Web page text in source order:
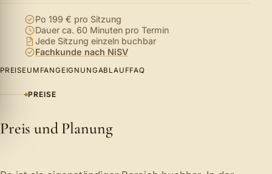
Po 199 € pro Sitzung
Dauer ca. 60 Minuten pro Termin
Jede Sitzung einzeln buchbar
Fachkunde nach NiSV
PREISEUMFANG EIGNUNGABLAUFFAQ
PREISE
Preis und Planung